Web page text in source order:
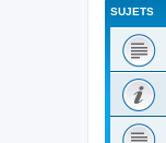
SUJETS